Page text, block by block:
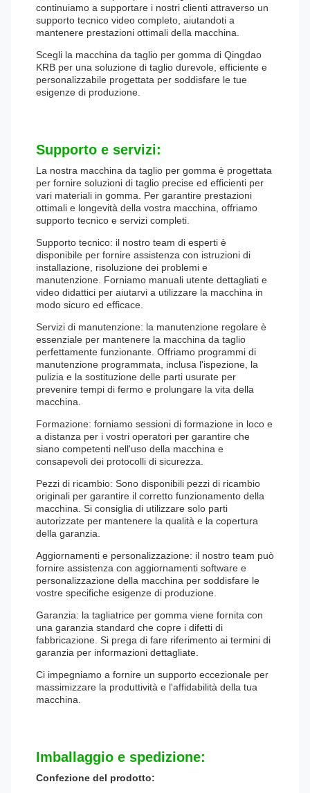
continuiamo a supportare i nostri clienti attraverso un
supporto tecnico video completo, aiutandoti a
mantenere prestazioni ottimali della macchina.
Scegli la macchina da taglio per gomma di Qingdao
KRB per una soluzione di taglio durevole, efficiente e
personalizzabile progettata per soddisfare le tue
esigenze di produzione.
Supporto e servizi:
La nostra macchina da taglio per gomma è progettata
per fornire soluzioni di taglio precise ed efficienti per
vari materiali in gomma. Per garantire prestazioni
ottimali e longevità della vostra macchina, offriamo
supporto tecnico e servizi completi.
Supporto tecnico: il nostro team di esperti è
disponibile per fornire assistenza con istruzioni di
installazione, risoluzione dei problemi e
manutenzione. Forniamo manuali utente dettagliati e
video didattici per aiutarvi a utilizzare la macchina in
modo sicuro ed efficace.
Servizi di manutenzione: la manutenzione regolare è
essenziale per mantenere la macchina da taglio
perfettamente funzionante. Offriamo programmi di
manutenzione programmata, inclusa l'ispezione, la
pulizia e la sostituzione delle parti usurate per
prevenire tempi di fermo e prolungare la vita della
macchina.
Formazione: forniamo sessioni di formazione in loco e
a distanza per i vostri operatori per garantire che
siano competenti nell'uso della macchina e
consapevoli dei protocolli di sicurezza.
Pezzi di ricambio: Sono disponibili pezzi di ricambio
originali per garantire il corretto funzionamento della
macchina. Si consiglia di utilizzare solo parti
autorizzate per mantenere la qualità e la copertura
della garanzia.
Aggiornamenti e personalizzazione: il nostro team può
fornire assistenza con aggiornamenti software e
personalizzazione della macchina per soddisfare le
vostre specifiche esigenze di produzione.
Garanzia: la tagliatrice per gomma viene fornita con
una garanzia standard che copre i difetti di
fabbricazione. Si prega di fare riferimento ai termini di
garanzia per informazioni dettagliate.
Ci impegniamo a fornire un supporto eccezionale per
massimizzare la produttività e l'affidabilità della tua
macchina.
Imballaggio e spedizione:
Confezione del prodotto: